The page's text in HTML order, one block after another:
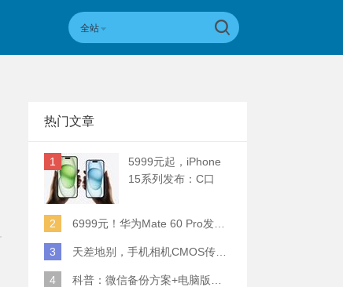
全站
热门文章
1
5999元起，iPhone
15系列发布：C口
2
6999元！华为Mate 60 Pro发布：麒麟9000S+卫星通话 (附初步跑分)
3 天差地别，手机相机CMOS传感器实际面积对比
4 科普：微信备份方案+电脑版丢失数据恢复指南